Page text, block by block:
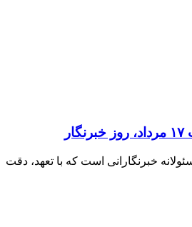
خبرنگارانی است که با تعهد، دقت